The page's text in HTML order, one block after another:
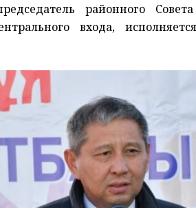
районного
входа,